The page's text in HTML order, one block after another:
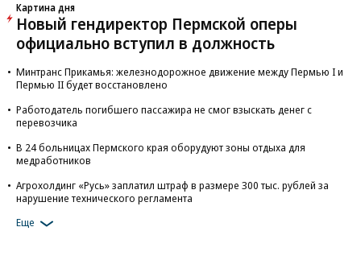
Картина дня
Новый гендиректор Пермской оперы
официально вступил в должность
Минтранс Прикамья: железнодорожное движение между Пермью I и
Пермью II будет восстановлено
Работодатель погибшего пассажира не смог взыскать денег с
перевозчика
В 24 больницах Пермского края оборудуют зоны отдыха для
медработников
Агрохолдинг «Русь» заплатил штраф в размере 300 тыс. рублей за
нарушение технического регламента
Еще